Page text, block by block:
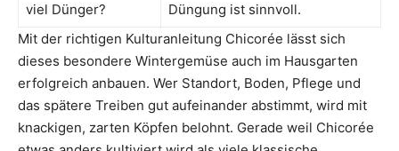
viel Dünger?
Düngung ist sinnvoll.
Mit der richtigen Kulturanleitung Chicorée lässt sich
dieses besondere Wintergemüse auch im Hausgarten
erfolgreich anbauen. Wer Standort, Boden, Pflege und
das spätere Treiben gut aufeinander abstimmt, wird mit
knackigen, zarten Köpfen belohnt. Gerade weil Chicorée